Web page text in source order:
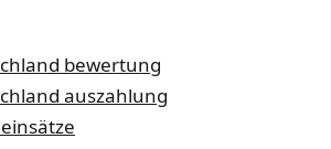
bewertung
auszahlung